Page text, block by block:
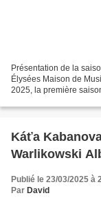
Présentation de la
Élysées Maison de
2025, la première
Káťa
Warlikowski
Publié le 23/03/2025 à
Par David